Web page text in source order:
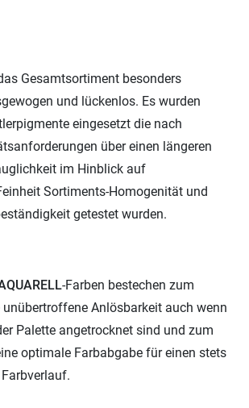
Gesamtsortiment besonders
und lückenlos. Es wurden
eingesetzt die nach
über einen längeren
im Hinblick auf
Sortiments-Homogenität und
getestet wurden.
-Farben bestechen zum
unübertroffene Anlösbarkeit auch wenn
Palette angetrocknet sind und zum
optimale Farbabgabe für einen stets